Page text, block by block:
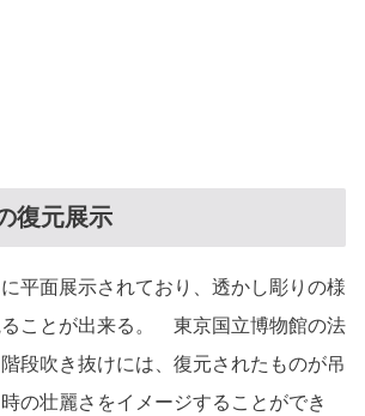
復元展示
平面展示されており、透かし彫りの様
ことが出来る。 東京国立博物館の法
段吹き抜けには、復元されたものが吊
の壮麗さをイメージすることができ